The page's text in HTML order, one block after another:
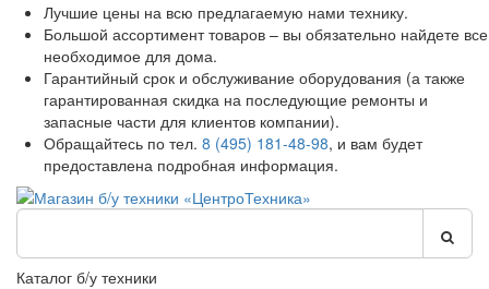
Лучшие цены на всю предлагаемую нами технику.
Большой ассортимент товаров – вы обязательно найдете все
необходимое для дома.
Гарантийный срок и обслуживание оборудования (а также
гарантированная скидка на последующие ремонты и
запасные части для клиентов компании).
Обращайтесь по тел. 8 (495) 181-48-98, и вам будет
предоставлена подробная информация.
Каталог б/у техники